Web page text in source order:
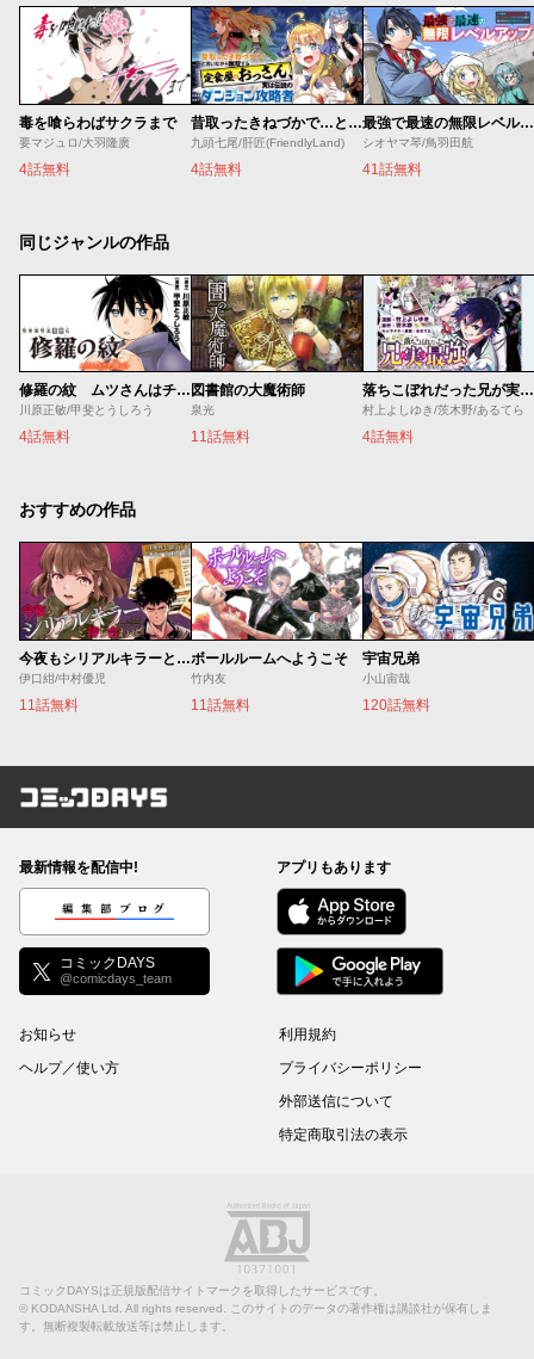
毒を喰らわばサクラまで
要マジュロ/大羽隆廣
4話無料
昔取ったきねづかで…と言いながら無双する定食屋のおっさん、実は伝説のダンジョン攻略者
九頭七尾/肝匠(FriendlyLand)
4話無料
最強で最速の無限レベルアップ ～スキル【経験値１０００倍】と【レベルフリー】でレベル上限の枷が外れた俺は無双する～
シオヤマ琴/鳥羽田航
41話無料
同じジャンルの作品
修羅の紋 ムツさんはチョー強い？！
川原正敏/甲斐とうしろう
4話無料
図書館の大魔術師
泉光
11話無料
落ちこぼれだった兄が実は最強 ～史上最強の勇者は転生し、学園で無自覚に無双する～
村上よしゆき/茨木野/あるてら
4話無料
おすすめの作品
今夜もシリアルキラーと待ち合わせ
伊口紺/中村優児
11話無料
ボールルームへようこそ
竹内友
11話無料
宇宙兄弟
小山宙哉
120話無料
コミックDAYS
最新情報を配信中!
編集部ブログ
コミックDAYS
@comicdays_team
アプリもあります
お知らせ
ヘルプ／使い方
利用規約
プライバシーポリシー
外部送信について
特定商取引法の表示
コミックDAYSは正規版配信サイトマークを取得したサービスです。
© KODANSHA Ltd. All rights reserved. このサイトのデータの著作権は講談社が保有しま
す。無断複製転載放送等は禁止します。